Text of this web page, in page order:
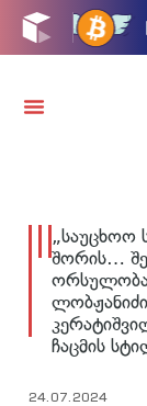
„საუცხოო
შორის…
ჩაცმის
24.07.2024